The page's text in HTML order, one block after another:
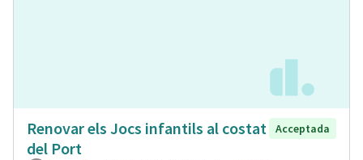
Renovar els Jocs infantils al costat
del Port
Acceptada